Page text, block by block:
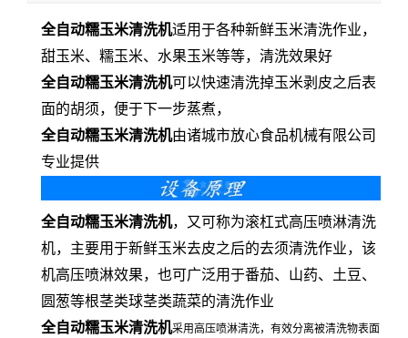
全自动糯玉米清洗机适用于各种新鲜玉米清洗作业，
甜玉米、糯玉米、水果玉米等等，清洗效果好
全自动糯玉米清洗机可以快速清洗掉玉米剥皮之后表
面的胡须，便于下一步蒸煮，
全自动糯玉米清洗机由诸城市放心食品机械有限公司
专业提供
全自动糯玉米清洗机，又可称为滚杠式高压喷淋清洗
机，主要用于新鲜玉米去皮之后的去须清洗作业，该
机高压喷淋效果，也可广泛用于番茄、山药、土豆、
圆葱等根茎类球茎类蔬菜的清洗作业
全自动糯玉米清洗机采用高压喷淋清洗，有效分离被清洗物表面